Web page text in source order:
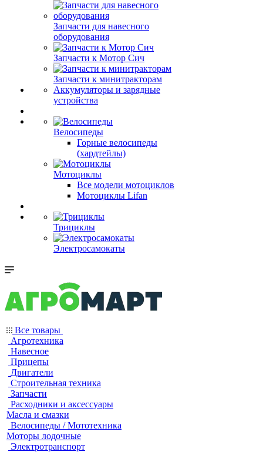
Запчасти для навесного
оборудования
Запчасти к Мотор Сич
Запчасти к минитракторам
Аккумуляторы и зарядные
устройства
Велосипеды
Горные велосипеды
(хардтейлы)
Мотоциклы
Все модели мотоциклов
Мотоциклы Lifan
Трициклы
Электросамокаты
Все товары
Агротехника
Навесное
Прицепы
Двигатели
Строительная техника
Запчасти
Расходники и аксессуары
Масла и смазки
Велосипеды / Мототехника
Моторы лодочные
Электротранспорт